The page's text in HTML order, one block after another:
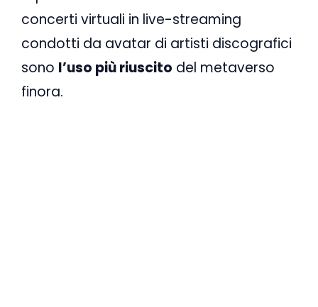
concerti virtuali in live-streaming
condotti da avatar di artisti discografici
sono l’uso più riuscito del metaverso
finora.